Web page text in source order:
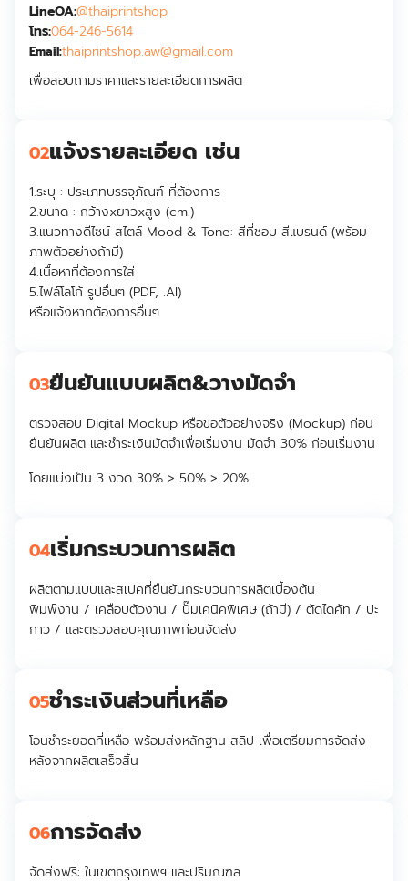
LineOA:@thaiprintshop
โทร:064-246-5614
Email:thaiprintshop.aw@gmail.com
เพื่อสอบถามราคาและรายละเอียดการผลิต
02แจ้งรายละเอียด เช่น
1.ระบุ : ประเภทบรรจุภัณฑ์ ที่ต้องการ
2.ขนาด : กว้างxยาวxสูง (cm.)
3.แนวทางดีไซน์ สไตล์ Mood & Tone: สีที่ชอบ สีแบรนด์ (พร้อม
ภาพตัวอย่างถ้ามี)
4.เนื้อหาที่ต้องการใส่
5.ไฟล์โลโก้ รูปอื่นๆ (PDF, .AI)
หรือแจ้งหากต้องการอื่นๆ
03ยืนยันแบบผลิต&วางมัดจำ
ตรวจสอบ Digital Mockup หรือขอตัวอย่างจริง (Mockup) ก่อน
ยืนยันผลิต และชำระเงินมัดจำเพื่อเริ่มงาน มัดจำ 30% ก่อนเริ่มงาน
โดยแบ่งเป็น 3 งวด 30% > 50% > 20%
04เริ่มกระบวนการผลิต
ผลิตตามแบบและสเปคที่ยืนยันกระบวนการผลิตเบื้องต้น
พิมพ์งาน / เคลือบตัวงาน / ปั๊มเคนิคพิเศษ (ถ้ามี) / ตัดไดคัท / ปะ
กาว / และตรวจสอบคุณภาพก่อนจัดส่ง
05ชำระเงินส่วนที่เหลือ
โอนชำระยอดที่เหลือ พร้อมส่งหลักฐาน สลิป เพื่อเตรียมการจัดส่ง
หลังจากผลิตเสร็จสิ้น
06การจัดส่ง
จัดส่งฟรี: ในเขตกรุงเทพฯ และปริมณฑล